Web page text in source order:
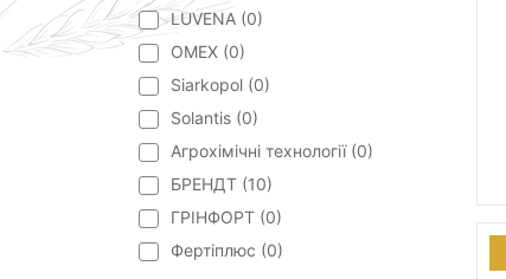
LUVENA (0)
OMEX (0)
Siarkopol (0)
Solantis (0)
Агрохімічні технології (0)
БРЕНДТ (10)
ГРІНФОРТ (0)
Фертіплюс (0)